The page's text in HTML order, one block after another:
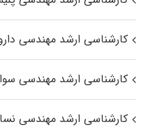
کارشناسی ارشد مهندسی
کارشناسی ارشد مهندسی
کارشناسی ارشد مهندسی